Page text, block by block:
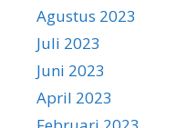
Agustus 2023
Juli 2023
Juni 2023
April 2023